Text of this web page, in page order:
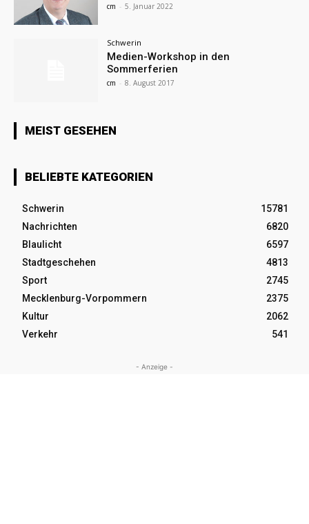
cm - 5. Januar 2022
Schwerin
Medien-Workshop in den
Sommerferien
cm - 8. August 2017
MEIST GESEHEN
BELIEBTE KATEGORIEN
Schwerin
15781
Nachrichten
6820
Blaulicht
6597
Stadtgeschehen
4813
Sport
2745
Mecklenburg-Vorpommern
2375
Kultur
2062
Verkehr
541
- Anzeige -